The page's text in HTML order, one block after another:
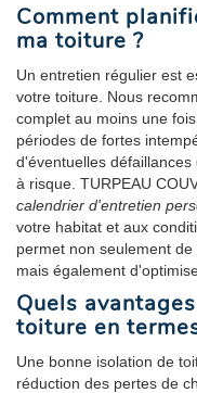
Comment
ma toiture ?
Un entretien régulier est
votre toiture. Nous
complet au moins une
périodes de fortes
d'éventuelles
à risque. TURPEAU
calendrier d'entretien
votre habitat et aux
permet non seulement
mais également
Quels
toiture en
Une bonne isolation de
réduction des pertes de